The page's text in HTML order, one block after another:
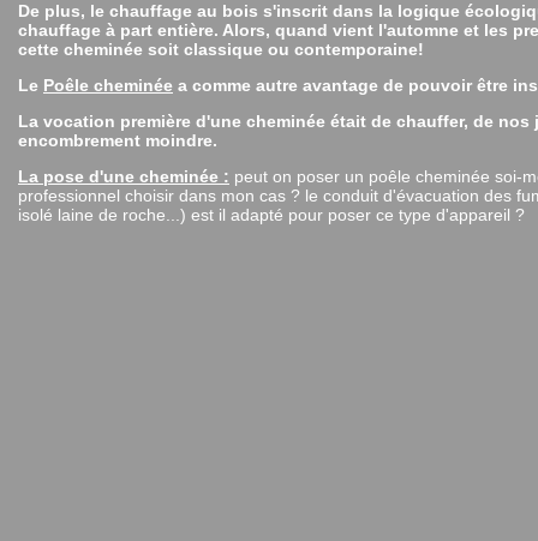
De plus, le chauffage au bois s'inscrit dans la logique
chauffage à part entière. Alors, quand vient l'automne et les
cette cheminée soit classique ou contemporaine!
Le Poêle cheminée a comme autre avantage de pouvoir être
La vocation première d'une cheminée était de chauffer, de
encombrement moindre.
La pose d'une cheminée : peut on poser un poêle cheminée soi-
professionnel choisir dans mon cas ? le conduit d'évacuation des
isolé laine de roche...) est il adapté pour poser ce type d'appareil ?